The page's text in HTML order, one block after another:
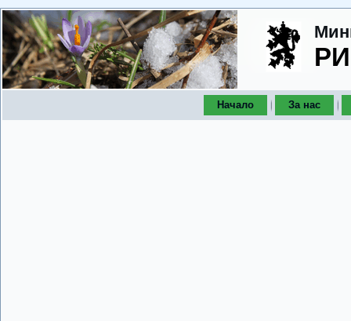
Начало За нас